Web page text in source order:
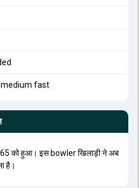
fast
को हुआ। इस bowler खिलाड़ी ने अब
है।